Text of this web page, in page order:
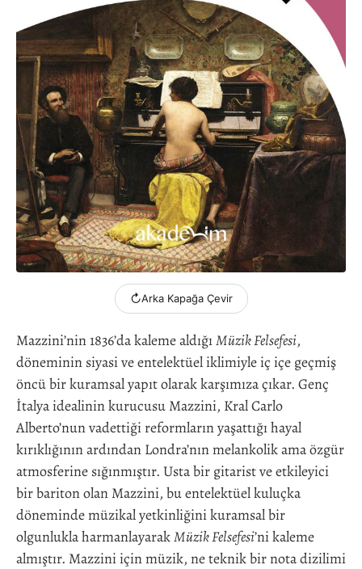
↻Arka Kapağa Çevir
Mazzini’nin 1836’da kaleme aldığıMüzik Felsefesi,
döneminin siyasi ve entelektüel iklimiyle iç içe geçmiş
öncü bir kuramsal yapıt olarak karşımıza çıkar. Genç
İtalya idealinin kurucusu Mazzini, Kral Carlo
Alberto’nun vadettiği reformların yaşattığı hayal
kırıklığının ardından Londra’nın melankolik ama özgür
atmosferine sığınmıştır. Usta bir gitarist ve etkileyici
bir bariton olan Mazzini, bu entelektüel kuluçka
döneminde müzikal yetkinliğini kuramsal bir
olgunlukla harmanlayarakMüzik Felsefesi’ni kaleme
almıştır. Mazzini için müzik, ne teknik bir nota dizilimi